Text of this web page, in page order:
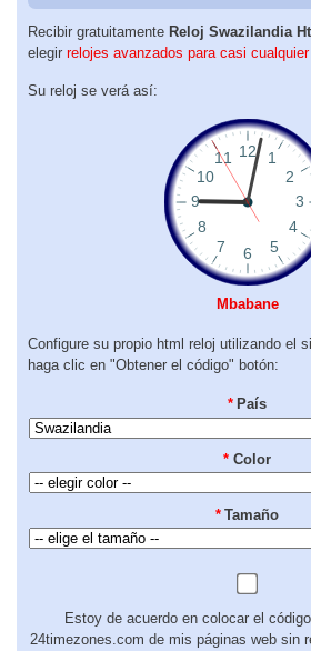
Recibir gratuitamente Reloj Swazilandia
elegir relojes avanzados para casi
Su reloj se verá así:
Mbabane
Configure su propio html reloj utilizando el
haga clic en "Obtener el código" botón:
* País
* Color
* Tamaño
Estoy de acuerdo en colocar el
24timezones.com de mis páginas web sin